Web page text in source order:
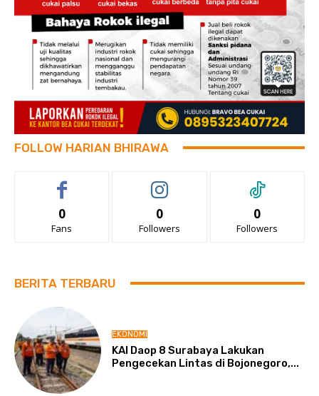
FOLLOW HARIAN BHIRAWA
0
Fans
0
Followers
0
Followers
BERITA TERBARU
EKONOMI
KAI Daop 8 Surabaya Lakukan
Pengecekan Lintas di Bojonegoro,...